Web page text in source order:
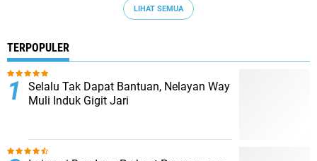
LIHAT SEMUA
TERPOPULER
Selalu Tak Dapat Bantuan, Nelayan Way
Muli Induk Gigit Jari